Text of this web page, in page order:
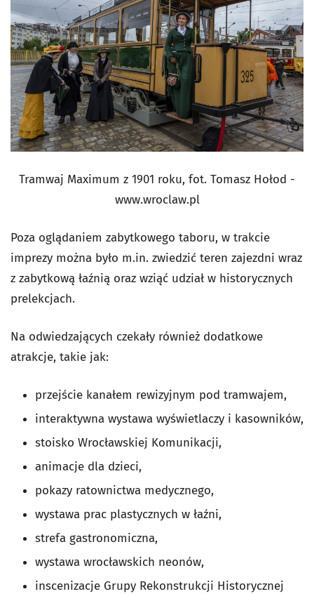
Tramwaj Maximum z 1901 roku, fot. Tomasz Hołod -
www.wroclaw.pl
Poza oglądaniem zabytkowego taboru, w trakcie
imprezy można było m.in. zwiedzić teren zajezdni wraz
z zabytkową łaźnią oraz wziąć udział w historycznych
prelekcjach.
Na odwiedzających czekały również dodatkowe
atrakcje, takie jak:
przejście kanałem rewizyjnym pod tramwajem,
interaktywna wystawa wyświetlaczy i kasowników,
stoisko Wrocławskiej Komunikacji,
animacje dla dzieci,
pokazy ratownictwa medycznego,
wystawa prac plastycznych w łaźni,
strefa gastronomiczna,
wystawa wrocławskich neonów,
inscenizacje Grupy Rekonstrukcji Historycznej